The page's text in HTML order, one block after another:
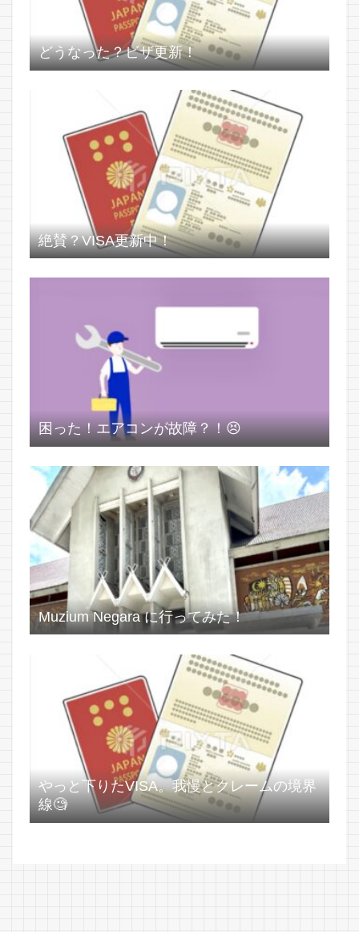
どうなった？ビザ更新！
絶賛？VISA更新中！
困った！エアコンが故障？！😣
Muzium Negara に行ってみた！
やっと下りたVISA。我慢とクレームの境界
線🧐